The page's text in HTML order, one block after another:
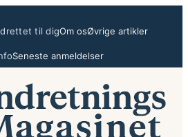
til digOm osØvrige artikler
Seneste anmeldelser